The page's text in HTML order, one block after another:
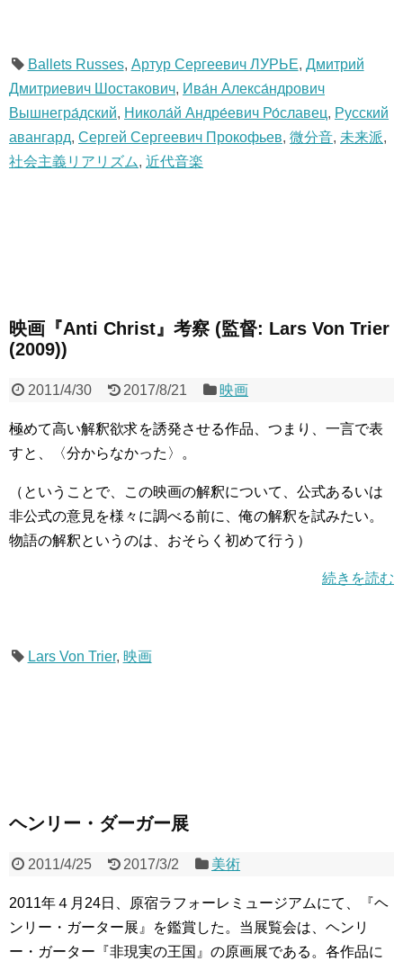
Ballets Russes, Артур Сергеевич ЛУРЬЕ, Дмитрий
Дмитриевич Шостакович, Ива́н Алекса́ндрович
Вышнегра́дский, Никола́й Андре́евич Ро́славец, Русский
авангард, Сергей Сергеевич Прокофьев, 微分音, 未来派,
社会主義リアリズム, 近代音楽
映画『Anti Christ』考察 (監督: Lars Von Trier
(2009))
2011/4/30 2017/8/21 映画
極めて高い解釈欲求を誘発させる作品、つまり、一言で表
すと、〈分からなかった〉。
（ということで、この映画の解釈について、公式あるいは
非公式の意見を様々に調べる前に、俺の解釈を試みたい。
物語の解釈というのは、おそらく初めて行う）
続きを読む
Lars Von Trier, 映画
ヘンリー・ダーガー展
2011/4/25 2017/3/2 美術
2011年４月24日、原宿ラフォーレミュージアムにて、『ヘ
ンリー・ガーター展』を鑑賞した。当展覧会は、ヘンリ
ー・ガーター『非現実の王国』の原画展である。各作品に